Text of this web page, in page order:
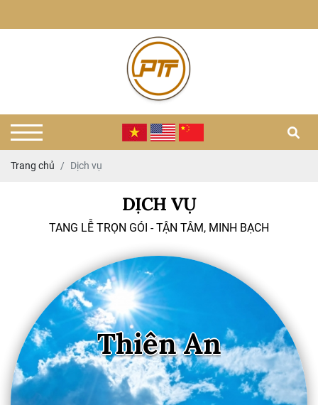
Trang chủ Dịch vụ
DỊCH VỤ
TANG LỄ TRỌN GÓI - TẬN TÂM, MINH BẠCH
Thiên An